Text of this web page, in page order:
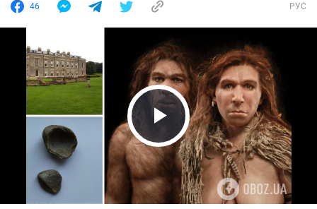
46 РУС
Play Video